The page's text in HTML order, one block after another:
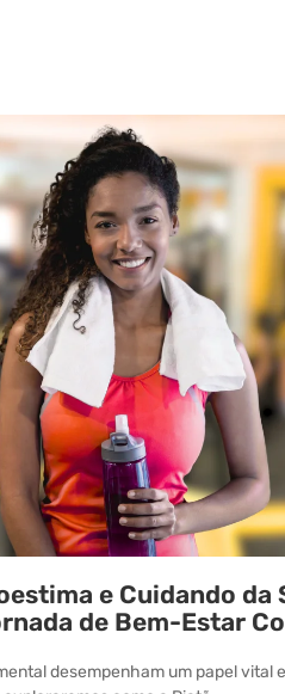
e Cuidando da
de Bem-Estar
desempenham um papel vital